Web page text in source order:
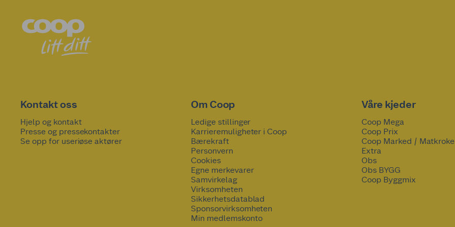
Kontakt oss
Hjelp og kontakt
Presse og pressekontakter
Se opp for useriøse aktører
Om Coop
Ledige stillinger
Karrieremuligheter i Coop
Bærekraft
Personvern
Cookies
Egne merkevarer
Samvirkelag
Virksomheten
Sikkerhetsdatablad
Sponsorvirksomheten
Min medlemskonto
Våre kjeder
Coop Mega
Coop Prix
Coop Marked /
Extra
Obs
Obs BYGG
Coop Byggmix